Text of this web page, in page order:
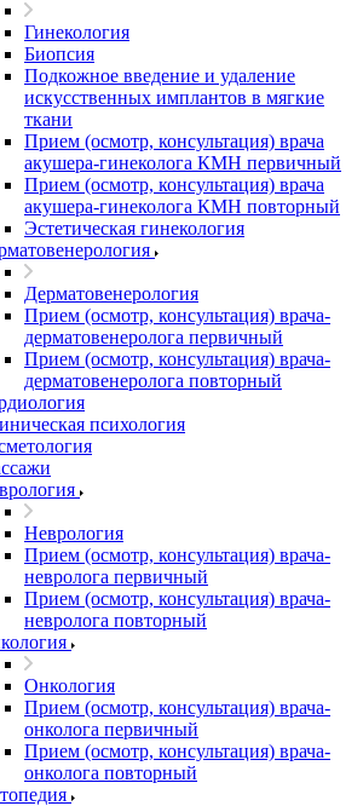
Гинекология
Биопсия
Подкожное введение и удаление
искусственных имплантов в мягкие
ткани
Прием (осмотр, консультация) врача
акушера-гинеколога КМН первичный
Прием (осмотр, консультация) врача
акушера-гинеколога КМН повторный
Эстетическая гинекология
Дерматовенерология
Прием (осмотр, консультация) врача-
дерматовенеролога первичный
Прием (осмотр, консультация) врача-
дерматовенеролога повторный
психология
Неврология
Прием (осмотр, консультация) врача-
невролога первичный
Прием (осмотр, консультация) врача-
невролога повторный
Онкология
Прием (осмотр, консультация) врача-
онколога первичный
Прием (осмотр, консультация) врача-
онколога повторный